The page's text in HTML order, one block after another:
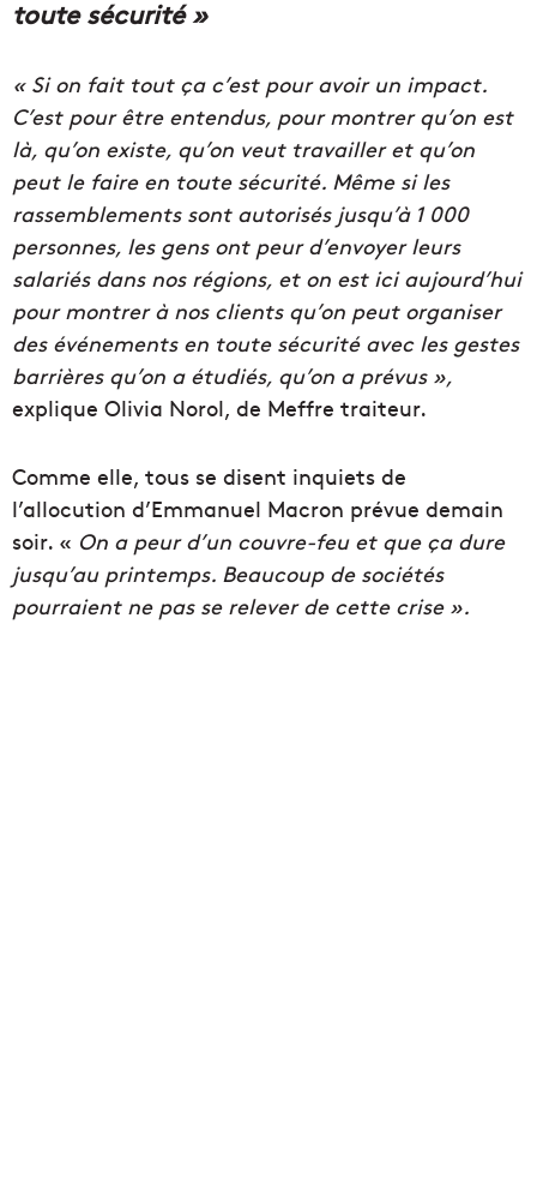
toute sécurité »
« Si on fait tout ça c’est pour avoir un impact.
C’est pour être entendus, pour montrer qu’on est
là, qu’on existe, qu’on veut travailler et qu’on
peut le faire en toute sécurité. Même si les
rassemblements sont autorisés jusqu’à 1 000
personnes, les gens ont peur d’envoyer leurs
salariés dans nos régions, et on est ici aujourd’hui
pour montrer à nos clients qu’on peut organiser
des événements en toute sécurité avec les gestes
barrières qu’on a étudiés, qu’on a prévus »,
explique Olivia Norol, de Meffre traiteur.
Comme elle, tous se disent inquiets de
l’allocution d’Emmanuel Macron prévue demain
soir. « On a peur d’un couvre-feu et que ça dure
jusqu’au printemps. Beaucoup de sociétés
pourraient ne pas se relever de cette crise ».